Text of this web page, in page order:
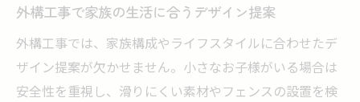
外構工事で家族の生活に合うデザイン提案
外構工事では、家族構成やライフスタイルに合わせたデ
ザイン提案が欠かせません。小さなお子様がいる場合は
安全性を重視し、滑りにくい素材やフェンスの設置を検